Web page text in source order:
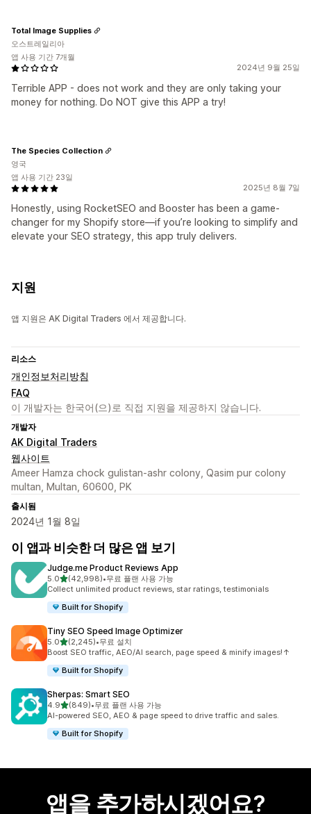
2024년 9월 25일
Terrible APP - does not work and they are only taking your
money for nothing. Do NOT give this APP a try!
Total Image Supplies
오스트레일리아
앱 사용 기간 7개월
2025년 8월 7일
Honestly, using RocketSEO and Booster has been a game-
changer for my Shopify store—if you’re looking to simplify and
elevate your SEO strategy, this app truly delivers.
The Species Collection
영국
앱 사용 기간 23일
지원
앱 지원은 AK Digital Traders 에서 제공합니다.
리소스
개인정보처리방침
FAQ
이 개발자는 한국어(으)로 직접 지원을 제공하지 않습니다.
개발자
AK Digital Traders
웹사이트
Ameer Hamza chock gulistan-ashr colony, Qasim pur colony
multan, Multan, 60600, PK
출시됨
2024년 1월 8일
이 앱과 비슷한 더 많은 앱 보기
Judge.me Product Reviews App
5.0별 5개 중
(42,998)
총 리뷰 42998개
•무료 플랜 사용 가능
Collect unlimited product reviews, star ratings, testimonials
Built for Shopify
Tiny SEO Speed Image Optimizer
5.0별 5개 중
(2,245)
총 리뷰 2245개
•무료 설치
Boost SEO traffic, AEO/AI search, page speed & minify images!↑
Built for Shopify
Sherpas: Smart SEO
4.9별 5개 중
(849)
총 리뷰 849개
•무료 플랜 사용 가능
AI-powered SEO, AEO & page speed to drive traffic and sales.
Built for Shopify
앱을 추가하시겠어요?